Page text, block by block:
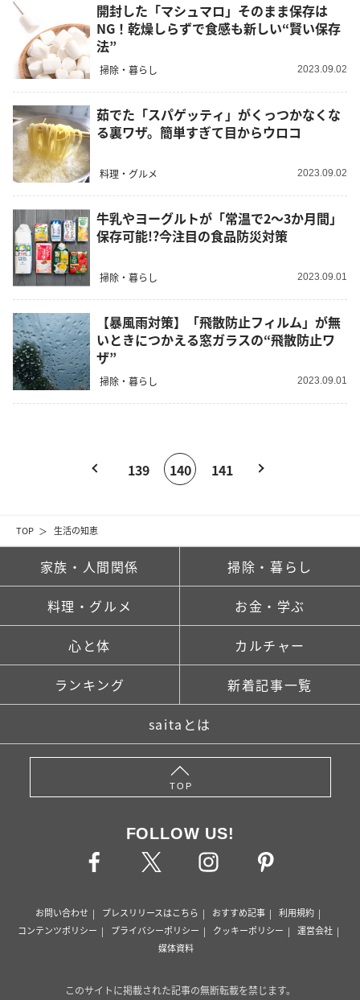
TOP 生活の知恵
開封した「マシュマロ」そのまま保存は
NG！乾燥しらずで食感も新しい“賢い保存
法”
掃除・暮らし 2023.09.02
茹でた「スパゲッティ」がくっつかなくな
る裏ワザ。簡単すぎて目からウロコ
料理・グルメ 2023.09.02
牛乳やヨーグルトが「常温で2～3か月間」
保存可能!?今注目の食品防災対策
掃除・暮らし 2023.09.01
【暴風雨対策】「飛散防止フィルム」が無
いときにつかえる窓ガラスの“飛散防止ワ
ザ”
掃除・暮らし 2023.09.01
139 140 141
家族・人間関係 掃除・暮らし
料理・グルメ お金・学ぶ
心と体 カルチャー
ランキング 新着記事一覧
saitaとは
TOP
FOLLOW US!
お問い合わせ プレスリリースはこちら おすすめ記事
利用規約
コンテンツポリシー
プライバシーポリシー クッキーポリシー
運営会社
媒体資料
このサイトに掲載された記事の無断転載を禁じます。